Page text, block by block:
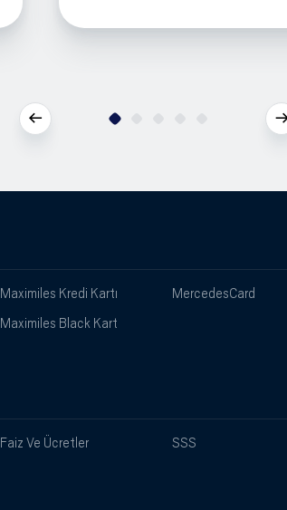
Maximiles Kredi Kartı
MercedesCard
Maximiles Black Kart
Faiz Ve Ücretler
SSS